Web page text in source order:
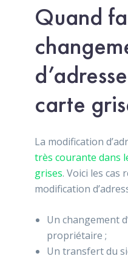
Quand
carte
La modification
très courante dans
grises. Voici les cas
modification
Un changement
propriétaire ;
Un transfert du